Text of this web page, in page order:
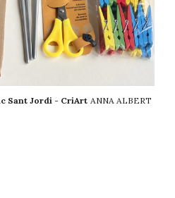
Sant Jordi - CriArt ANNA ALBERT